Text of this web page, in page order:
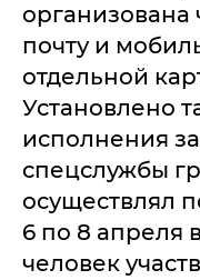
почту и
отдельной
Установлено
исполнения
спецслужбы
осуществлял
6 по 8 апреля
человек